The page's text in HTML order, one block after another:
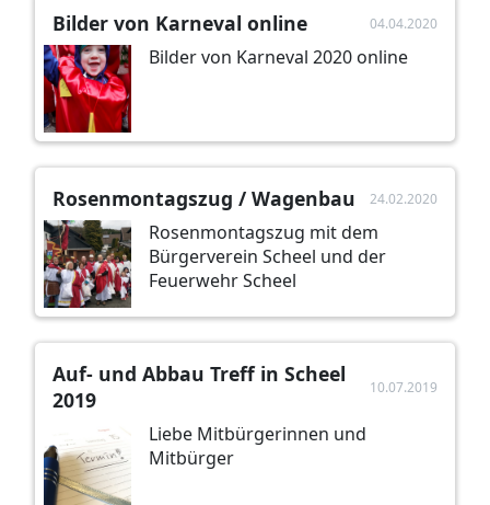
Bilder von Karneval online 04.04.2020
Bilder von Karneval 2020 online
Rosenmontagszug / Wagenbau 24.02.2020
Rosenmontagszug mit dem
Bürgerverein Scheel und der
Feuerwehr Scheel
Auf- und Abbau Treff in Scheel
2019
10.07.2019
Liebe Mitbürgerinnen und
Mitbürger